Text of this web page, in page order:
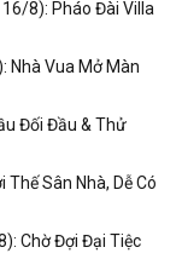
8): Pháo Đài Villa
Nhà Vua Mở Màn
Đối Đầu & Thử
Sân Nhà, Dễ Có
Chờ Đợi Đại Tiệc